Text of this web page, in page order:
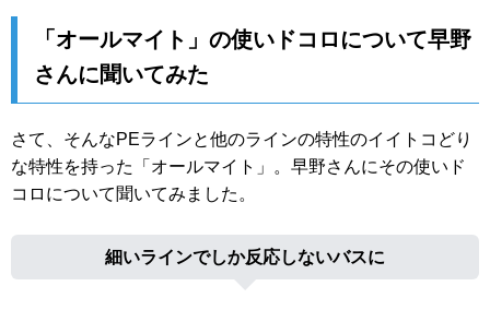
「オールマイト」の使いドコロについて早野
さんに聞いてみた
さて、そんなPEラインと他のラインの特性のイイトコどり
な特性を持った「オールマイト」。早野さんにその使いド
コロについて聞いてみました。
細いラインでしか反応しないバスに